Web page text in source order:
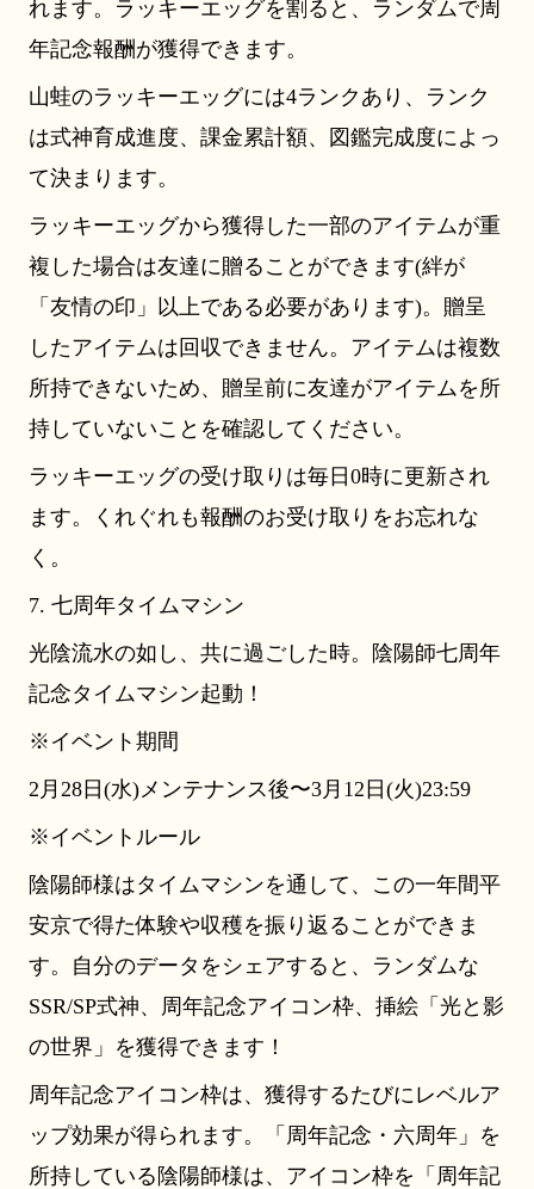
れます。ラッキーエッグを割ると、ランダムで周
年記念報酬が獲得できます。
山蛙のラッキーエッグには4ランクあり、ランク
は式神育成進度、課金累計額、図鑑完成度によっ
て決まります。
ラッキーエッグから獲得した一部のアイテムが重
複した場合は友達に贈ることができます(絆が
「友情の印」以上である必要があります)。贈呈
したアイテムは回収できません。アイテムは複数
所持できないため、贈呈前に友達がアイテムを所
持していないことを確認してください。
ラッキーエッグの受け取りは毎日0時に更新され
ます。くれぐれも報酬のお受け取りをお忘れな
く。
7. 七周年タイムマシン
光陰流水の如し、共に過ごした時。陰陽師七周年
記念タイムマシン起動！
※イベント期間
2月28日(水)メンテナンス後〜3月12日(火)23:59
※イベントルール
陰陽師様はタイムマシンを通して、この一年間平
安京で得た体験や収穫を振り返ることができま
す。自分のデータをシェアすると、ランダムな
SSR/SP式神、周年記念アイコン枠、挿絵「光と影
の世界」を獲得できます！
周年記念アイコン枠は、獲得するたびにレベルア
ップ効果が得られます。「周年記念・六周年」を
所持している陰陽師様は、アイコン枠を「周年記